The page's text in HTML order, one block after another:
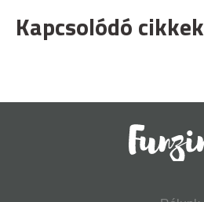
Kapcsolódó cikkek